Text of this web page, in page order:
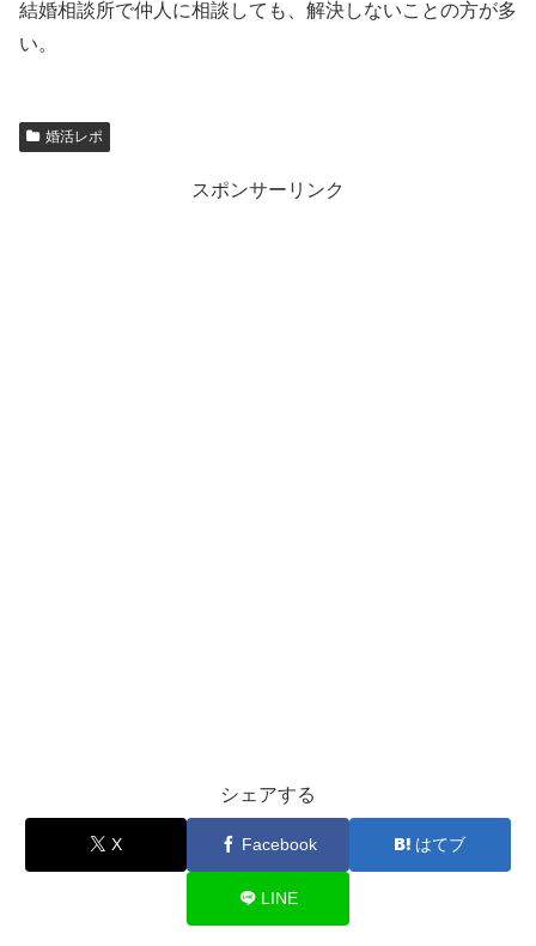
結婚相談所で仲人に相談しても、解決しないことの方が多
い。
婚活レポ
スポンサーリンク
シェアする
X Facebook はてブ
LINE